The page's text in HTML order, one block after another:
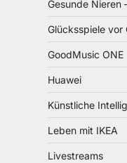
Gesunde Nieren
Glücksspiele vor
GoodMusic ONE
Huawei
Künstliche
Leben mit IKEA
Livestreams